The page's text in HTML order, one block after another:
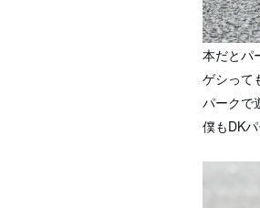
本だとパ
ゲシって
パークで
僕もDK